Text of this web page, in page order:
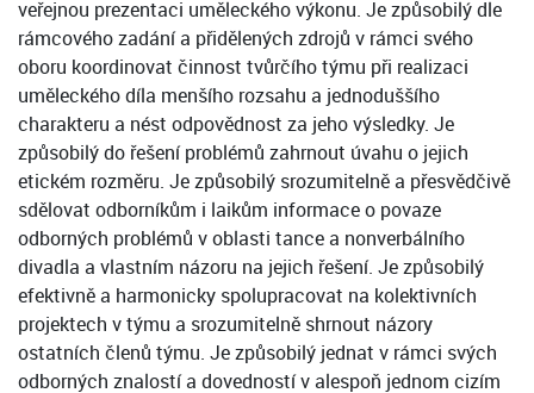
veřejnou prezentaci uměleckého výkonu. Je způsobilý dle
rámcového zadání a přidělených zdrojů v rámci svého
oboru koordinovat činnost tvůrčího týmu při realizaci
uměleckého díla menšího rozsahu a jednoduššího
charakteru a nést odpovědnost za jeho výsledky. Je
způsobilý do řešení problémů zahrnout úvahu o jejich
etickém rozměru. Je způsobilý srozumitelně a přesvědčivě
sdělovat odborníkům i laikům informace o povaze
odborných problémů v oblasti tance a nonverbálního
divadla a vlastním názoru na jejich řešení. Je způsobilý
efektivně a harmonicky spolupracovat na kolektivních
projektech v týmu a srozumitelně shrnout názory
ostatních členů týmu. Je způsobilý jednat v rámci svých
odborných znalostí a dovedností v alespoň jednom cizím